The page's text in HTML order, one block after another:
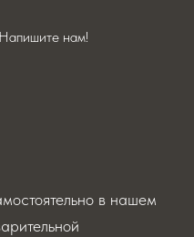
нам!
в нашем